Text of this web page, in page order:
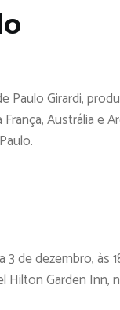
Paulo Girardi,
Austrália e
3 de dezembro,
Garden Inn,